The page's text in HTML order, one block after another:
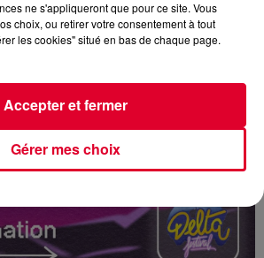
ne s'appliqueront que pour ce site. Vous
choix, ou retirer votre consentement à tout
les cookies" situé en bas de chaque page.
Gérer mes choix
Accepter et fermer